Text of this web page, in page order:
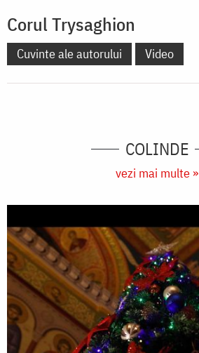
Corul Trysaghion
Cuvinte ale autorului Video
COLINDE
vezi mai multe »